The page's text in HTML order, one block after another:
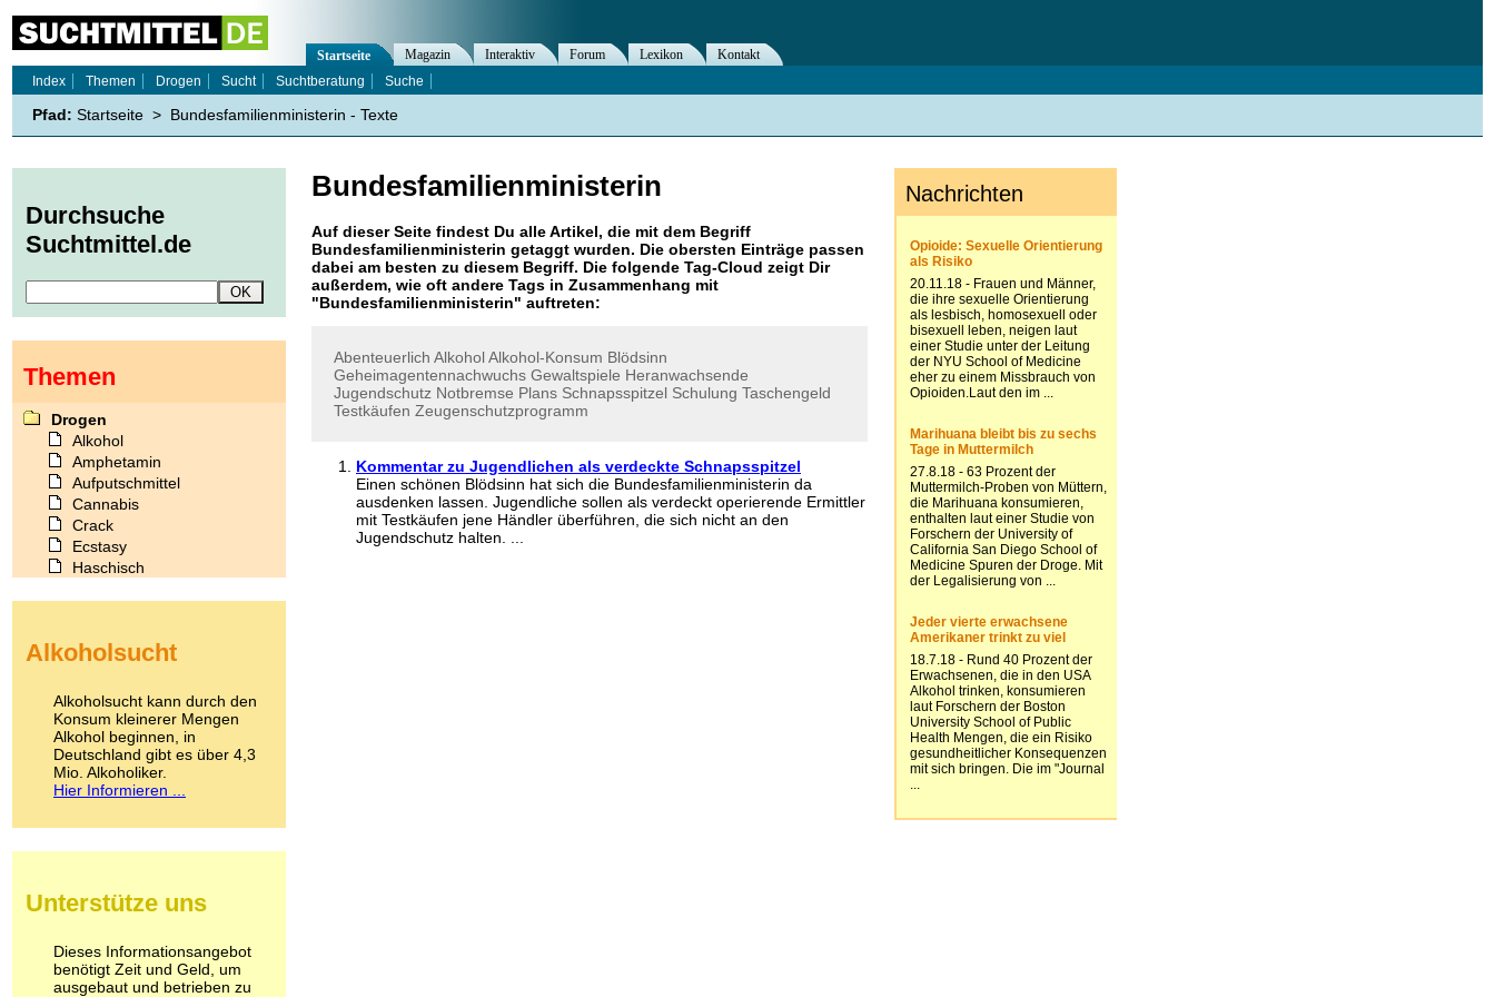
Bundesfamilienministerin
Auf dieser Seite findest Du alle Artikel, die mit dem Begriff
Bundesfamilienministerin getaggt wurden. Die obersten Einträge passen
dabei am besten zu diesem Begriff. Die folgende Tag-Cloud zeigt Dir
außerdem, wie oft andere Tags in Zusammenhang mit
"Bundesfamilienministerin" auftreten:
Abenteuerlich AlkoholAlkohol-Konsum Blödsinn
Geheimagentennachwuchs Gewaltspiele Heranwachsende
Jugendschutz Notbremse Plans Schnapsspitzel Schulung Taschengeld
Testkäufen Zeugenschutzprogramm
Kommentar zu Jugendlichen als verdeckte Schnapsspitzel
Einen schönen Blödsinn hat sich die Bundesfamilienministerin da
ausdenken lassen. Jugendliche sollen als verdeckt operierende Ermittler
mit Testkäufen jene Händler überführen, die sich nicht an den
Jugendschutz halten. ...
Startseite Magazin Interaktiv Forum Lexikon
Kontakt
Index
Themen Drogen Sucht Suchtberatung Suche
Pfad: Startseite > Bundesfamilienministerin - Texte
Durchsuche
Suchtmittel.de
Themen
Drogen
Alkohol
Amphetamin
Aufputschmittel
Cannabis
Crack
Ecstasy
Haschisch
Kokain
LSD
Marihuana
Medikamente
Meskalin
Metamphetamin
Methadon
Pilze
Psychopharmaka
Schlafmittel
Schmerzmittel
Alkoholsucht
Alkoholsucht kann durch den
Konsum kleinerer Mengen
Alkohol beginnen, in
Deutschland gibt es über 4,3
Mio. Alkoholiker.
Hier Informieren ...
Unterstütze uns
Dieses Informationsangebot
benötigt Zeit und Geld, um
ausgebaut und betrieben zu